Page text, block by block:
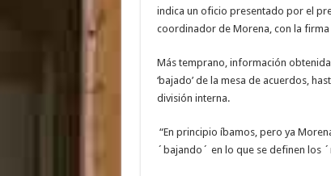
indica un oficio presentado por el
coordinador de Morena, con la
Más temprano, información obtenida
‘bajado’ de la mesa de acuerdos,
división interna.
“En principio íbamos, pero ya
´bajando´ en lo que se definen los